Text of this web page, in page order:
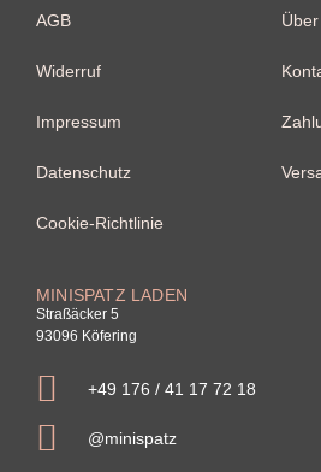
AGB
Widerruf
Impressum
Datenschutz
Cookie-Richtlinie
MINISPATZ LADEN
Straßäcker 5
93096 Köfering
+49 176 / 41 17 72 18
@minispatz